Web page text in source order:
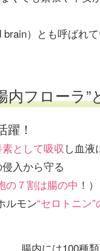
）とも呼ばれて
内フローラ”
！
として吸収 し血液
入から守る
の７割は腸の中 ！）
ルモン“セロトニン
腸内には100種